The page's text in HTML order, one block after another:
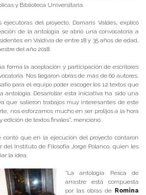
y Biblioteca Universitaria.
del proyecto, Damaris Valdés, explicó
de la antología se abrió una convocatoria a
en Valdivia de entre 18 y 35 años de edad,
del año 2018.
forma la aceptación y participación de escritores
Nos llegaron obras de más de 60 autores,
para el equipo poder escoger los 12 textos que
antología. Desarrollar esta iniciativa ha sido una
que salieron trabajos muy interesantes de este
nos esforzamos mucho en ser prolijos a la hora
edición de textos finales”, mencionó.
contó que en la ejecución del proyecto contaron
del Instituto de Filosofía Jorge Polanco, quien les
la idea.
“La antología Pesca de
arrastre está compuesta
por las obras de Romina